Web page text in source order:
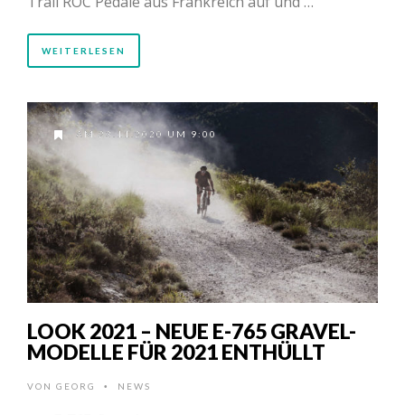
WEITERLESEN
AM 23.11.2020 UM 9:00
LOOK 2021 – NEUE E-765 GRAVEL-
MODELLE FÜR 2021 ENTHÜLLT
VON GEORG • NEWS